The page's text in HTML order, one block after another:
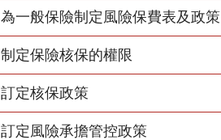
為一般保險制定風險保費表及政策
制定保險核保的權限
訂定核保政策
訂定風險承擔管控政策